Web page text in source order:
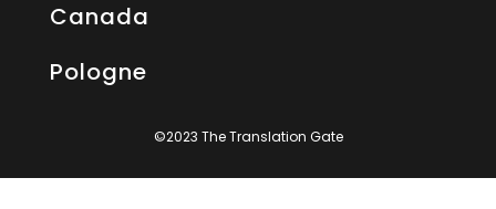
Canada
Pologne
©2023 The Translation Gate